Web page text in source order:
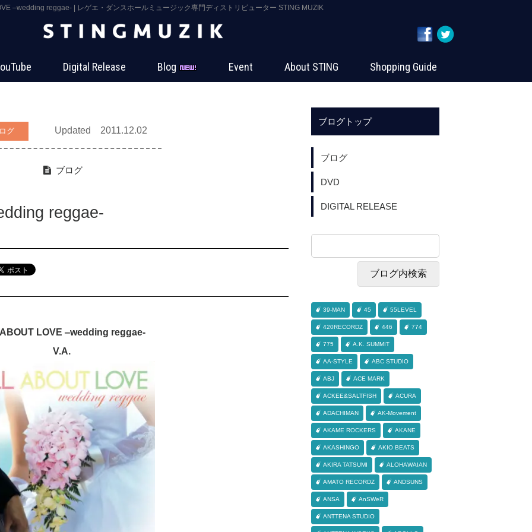
‒wedding reggae- | レゲエ・ダンスホールミュージック専門ディストリビューター STING MUZIK
Digital Release Blog Event About STING Shopping Guide
グ Updated 2011.12.02
ブログ
reggae-
LOVE ‒wedding reggae-
V.A.
ブログトップ
ブログ
DVD
DIGITAL RELEASE
39-MAN 45 55LEVEL
420RECORDZ 446 774
775 A.K. SUMMIT
AA-STYLE ABC STUDIO
ABJ ACE MARK
ACKEE&SALTFISH ACURA
ADACHIMAN AK-Movement
AKAME ROCKERS AKANE
AKASHINGO AKIO BEATS
AKIRA TATSUMI ALOHAWAIAN
AMATO RECORDZ ANDSUNS
ANSA AnSWeR
ANTTENA STUDIO